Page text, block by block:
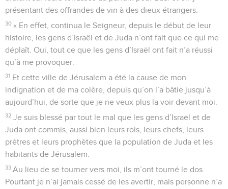
présentant des offrandes de vin à des dieux étrangers.
30 « En effet, continua le Seigneur, depuis le début de leur
histoire, les gens d’Israël et de Juda n’ont fait que ce qui me
déplaît. Oui, tout ce que les gens d’Israël ont fait n’a réussi
qu’à me provoquer.
31 Et cette ville de Jérusalem a été la cause de mon
indignation et de ma colère, depuis qu’on l’a bâtie jusqu’à
aujourd’hui, de sorte que je ne veux plus la voir devant moi.
32 Je suis blessé par tout le mal que les gens d’Israël et de
Juda ont commis, aussi bien leurs rois, leurs chefs, leurs
prêtres et leurs prophètes que la population de Juda et les
habitants de Jérusalem.
33 Au lieu de se tourner vers moi, ils m’ont tourné le dos.
Pourtant je n’ai jamais cessé de les avertir, mais personne n’a